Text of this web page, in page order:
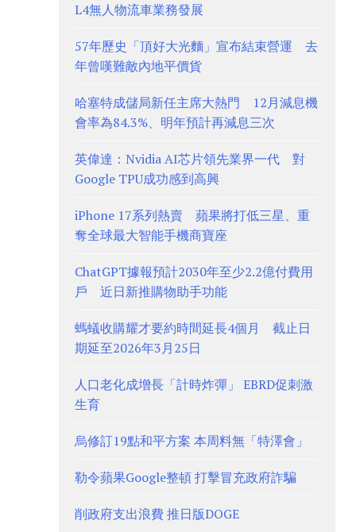
L4無人物流車業務發展
57年歷史「頂好大光麵」宣布結束營運 去
年曾嘆難敵內地平價貨
哈塞特成儲局新任主席大熱門 12月減息機
會率為84.3%、明年預計再減息三次
英偉達：Nvidia AI芯片領先業界一代 對
Google TPU成功感到高興
iPhone 17系列熱賣 蘋果將打低三星、重
奪全球最大智能手機商寶座
ChatGPT據報預計2030年至少2.2億付費用
戶 近日新推購物助手功能
螞蟻收購耀才要約時間延長4個月 截止日
期延至2026年3月25日
人口老化成增長「計時炸彈」 EBRD促刺激
生育
烏修訂19點和平方案 本周料無「特澤會」
勒令蘋果Google整頓 打擊冒充政府詐騙
削政府支出浪費 推日版DOGE